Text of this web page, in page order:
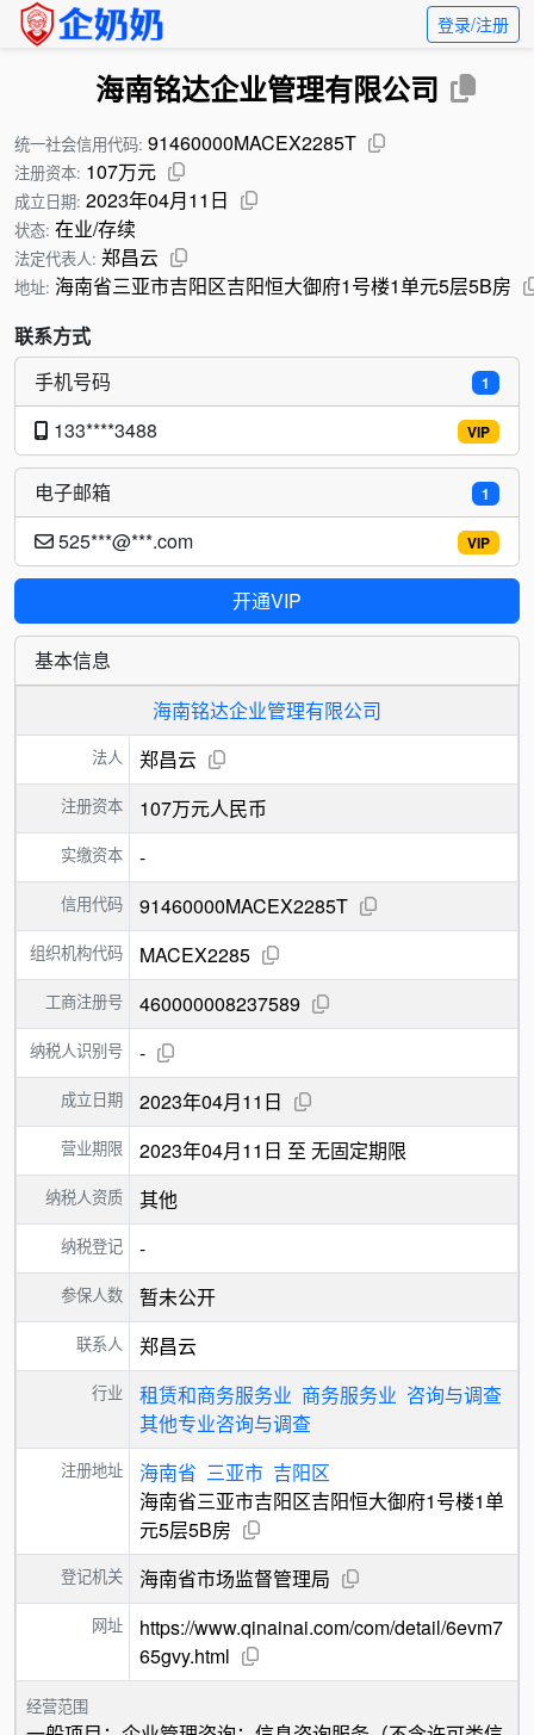
登录/注册
海南铭达企业管理有限公司
统一社会信用代码: 91460000MACEX2285T
注册资本: 107万元
成立日期: 2023年04月11日
状态: 在业/存续
法定代表人: 郑昌云
地址: 海南省三亚市吉阳区吉阳恒大御府1号楼1单元5层5B房
联系方式
1
手机号码
VIP
133****3488
1
电子邮箱
VIP
525***@***.com
开通VIP
基本信息
海南铭达企业管理有限公司
法人 郑昌云
注册资本 107万元人民币
实缴资本 -
信用代码 91460000MACEX2285T
组织机构代码 MACEX2285
工商注册号 460000008237589
纳税人识别号 -
成立日期 2023年04月11日
营业期限 2023年04月11日 至 无固定期限
纳税人资质 其他
纳税登记 -
参保人数 暂未公开
联系人 郑昌云
行业 租赁和商务服务业 商务服务业 咨询与调查
其他专业咨询与调查
注册地址 海南省 三亚市 吉阳区
海南省三亚市吉阳区吉阳恒大御府1号楼1单
元5层5B房
登记机关 海南省市场监督管理局
网址
https://www.qinainai.com/com/detail/6evm7
65gvy.html
经营范围